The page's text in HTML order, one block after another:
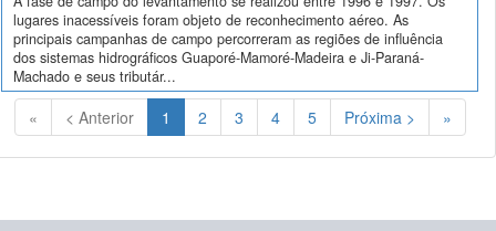
lugares inacessíveis foram objeto de reconhecimento aéreo. As
principais campanhas de campo percorreram as regiões de influência
dos sistemas hidrográficos Guaporé-Mamoré-Madeira e Ji-Paraná-
Machado e seus tributár...
« < Anterior 1 (Atual)
2 3 4 5 Próxima > »